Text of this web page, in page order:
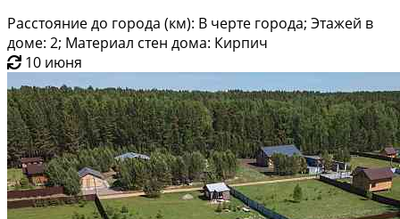
Расстояние до города (км): В черте города; Этажей в
доме: 2; Материал стен дома: Кирпич
10 июня